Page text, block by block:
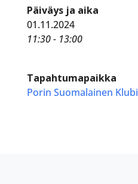
Päiväys ja aika
01.11.2024
11:30 - 13:00
Tapahtumapaikka
Porin Suomalainen Klubi